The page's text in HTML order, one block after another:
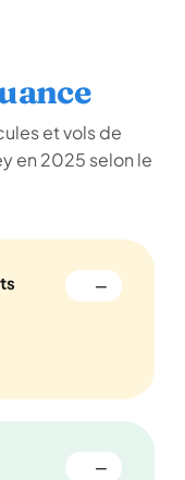
et vols de
en 2025 selon le
—
—